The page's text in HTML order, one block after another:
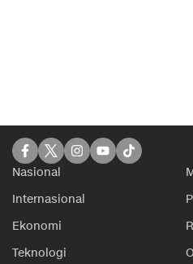
Nasional
Internasional
Ekonomi
Teknologi